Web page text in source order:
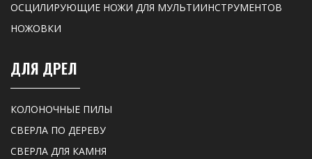
ОСЦИЛИРУЮЩИЕ НОЖИ ДЛЯ МУЛЬТИИНСТРУМЕНТОВ
НОЖОВКИ
ДЛЯ ДРЕЛ
КОЛОНОЧНЫЕ ПИЛЫ
СВЕРЛА ПО ДЕРЕВУ
СВЕРЛА ДЛЯ КАМНЯ